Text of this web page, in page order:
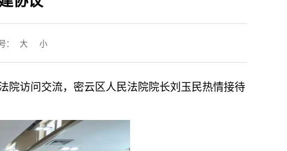
： 大 小
院访问交流，密云区人民法院院长刘玉民热情接待